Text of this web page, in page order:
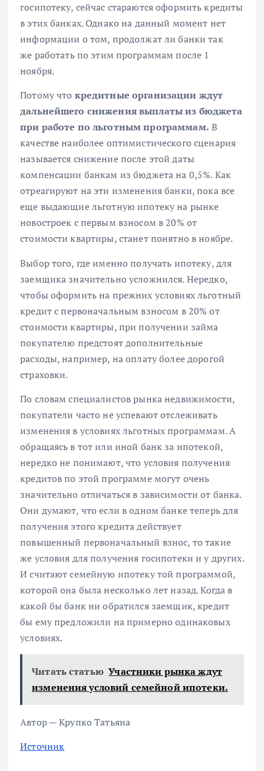
госипотеку, сейчас стараются оформить кредиты
в этих банках. Однако на данный момент нет
информации о том, продолжат ли банки так
же работатьпо этим программам после 1
ноября.
Потому что кредитные организации ждут
дальнейшего снижения выплаты из бюджета
при работе по льготным программам. В
качестве наиболее оптимистического сценария
называется снижение после этой даты
компенсации банкам из бюджета на 0,5%. Как
отреагируют на эти изменения банки, пока все
еще выдающие льготную ипотеку на рынке
новостроек с первым взносом в 20% от
стоимости квартиры, станет понятно в ноябре.
Выбор того, где именно получать ипотеку, для
заемщика значительно усложнился. Нередко,
чтобы оформить на прежних условияхльготный
кредитс первоначальным взносом в 20% от
стоимости квартиры, при получении займа
покупателю предстоят дополнительные
расходы, например, на оплату более дорогой
страховки.
По словам специалистов рынка недвижимости,
покупатели часто не успевают отслеживать
изменения в условиях льготных программам. А
обращаясь в тот или иной банк за ипотекой,
нередко не понимают, что условия получения
кредитов по этой программе могут очень
значительно отличаться в зависимости от банка.
Они думают, что если в одном банке теперь для
получения этого кредита действует
повышенный первоначальный взнос, то такие
же условия для получения госипотеки и у других.
И считают семейную ипотеку той программой,
которой она была несколько лет назад. Когда в
какой бы банк ни обратился заемщик, кредит
бы ему предложили на примерно одинаковых
условиях.
Читать статью Участники рынка ждут
изменения условий семейной ипотеки.
Автор — Крупко Татьяна
Источник